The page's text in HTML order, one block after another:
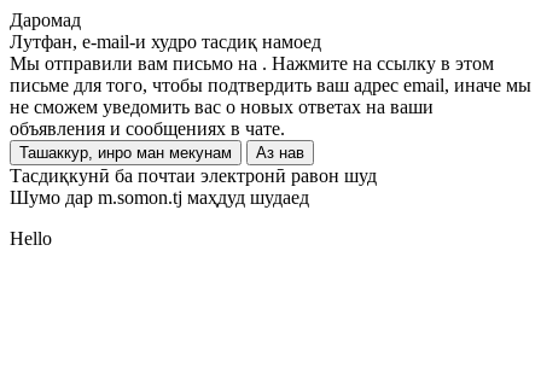
Даромад
Лутфан, e-mail-и худро тасдиқ намоед
Мы отправили вам письмо на . Нажмите на ссылку в этом
письме для того, чтобы подтвердить ваш адрес email, иначе мы
не сможем уведомить вас о новых ответах на ваши
объявления и сообщениях в чате.
Ташаккур, инро ман мекунам Аз нав
Тасдиқкунӣ ба почтаи электронӣ равон шуд
Шумо дар m.somon.tj маҳдуд шудаед
Hello